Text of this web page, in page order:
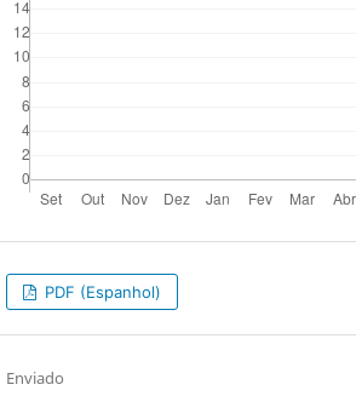
PDF (Espanhol)
Enviado